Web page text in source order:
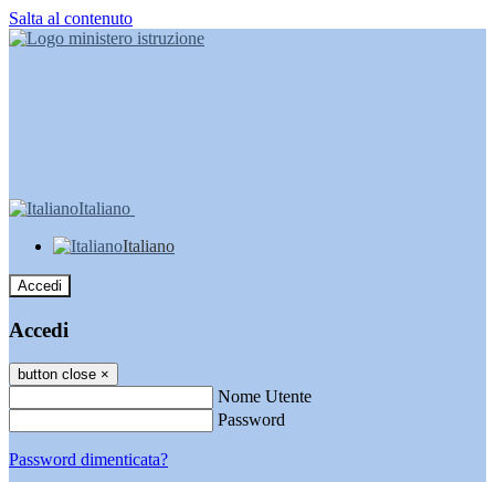
Salta al contenuto
Italiano
Italiano
Accedi
Accedi
button close ×
Nome Utente
Password
Password dimenticata?